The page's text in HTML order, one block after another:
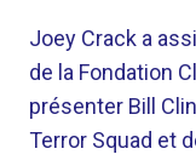
Joey Crack a
de la Fondation
présenter Bill
Terror Squad et